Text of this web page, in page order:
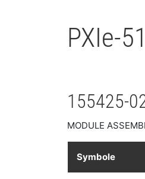
PXIe-
155425-
MODULE
Symbole